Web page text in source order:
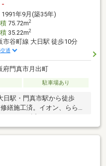
-
1991年9月(築35年)
75.72m2
35.22m2
市谷町線 大日駅 徒歩10分
通
府門真市月出町
駐車場あり
日駅・門真市駅から徒歩
繕施工済。イオン、ららぽ